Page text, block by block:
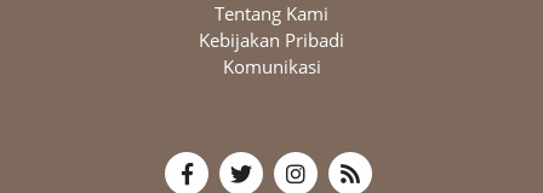
Tentang Kami
Kebijakan Pribadi
Komunikasi